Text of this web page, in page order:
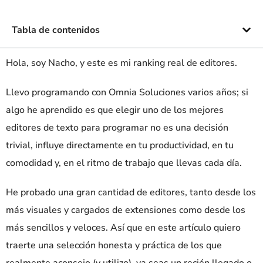
Tabla de contenidos
Hola, soy Nacho, y este es mi ranking real de editores.
Llevo programando con Omnia Soluciones varios años; si
algo he aprendido es que elegir uno de los mejores
editores de texto para programar no es una decisión
trivial, influye directamente en tu productividad, en tu
comodidad y, en el ritmo de trabajo que llevas cada día.
He probado una gran cantidad de editores, tanto desde los
más visuales y cargados de extensiones como desde los
más sencillos y veloces. Así que en este artículo quiero
traerte una selección honesta y práctica de los que